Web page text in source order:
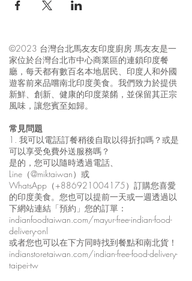
©2023 台灣台北馬友友印度廚房 馬友友是一
家位於台灣台北市中心商業區的連鎖印度餐
廳，每天都有數百名本地居民、印度人和外國
遊客前來品嚐南北印度美食。我們致力於提供
新鮮、創新、健康的印度菜餚，並保留其正宗
風味，讓您賓至如歸。
常見問題
1. 我可以電話訂餐稍後自取以得折扣嗎？或是
可以享受免費外送服務嗎？
是的，您可以隨時透過電話、
Line（@miktaiwan）或
WhatsApp（+886921004175）訂購您喜愛
的印度美食。您也可以提前一天或一週透過以
下網站連結「預約」您的訂單：
indianfoodtaiwan.com/mayur-free-indian-food-
delivery-onl
或者您也可以在下方同時找到餐點和南北貨！
indianstoretaiwan.com/indian-free-food-delivery-
taipei-tw